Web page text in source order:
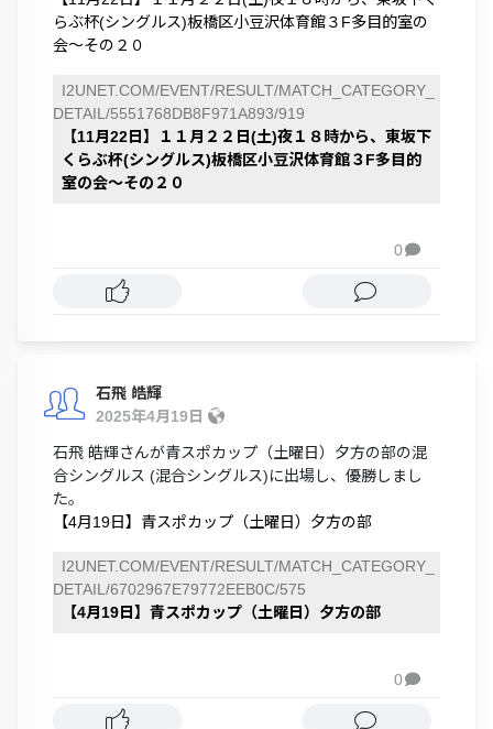
らぶ杯(シングルス)板橋区小豆沢体育館３F多目的室の
会～その２０
I2UNET.COM/EVENT/RESULT/MATCH_CATEGORY_
DETAIL/5551768DB8F971A893/919
【11月22日】１１月２２日(土)夜１８時から、東坂下
くらぶ杯(シングルス)板橋区小豆沢体育館３F多目的
室の会～その２０
0
石飛 皓輝
2025年4月19日
石飛 皓輝さんが青スポカップ（土曜日）夕方の部の混
合シングルス (混合シングルス)に出場し、優勝しまし
た。
【4月19日】青スポカップ（土曜日）夕方の部
I2UNET.COM/EVENT/RESULT/MATCH_CATEGORY_
DETAIL/6702967E79772EEB0C/575
【4月19日】青スポカップ（土曜日）夕方の部
0